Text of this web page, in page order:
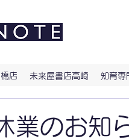
店 未来屋書店高崎 知育
業のお知